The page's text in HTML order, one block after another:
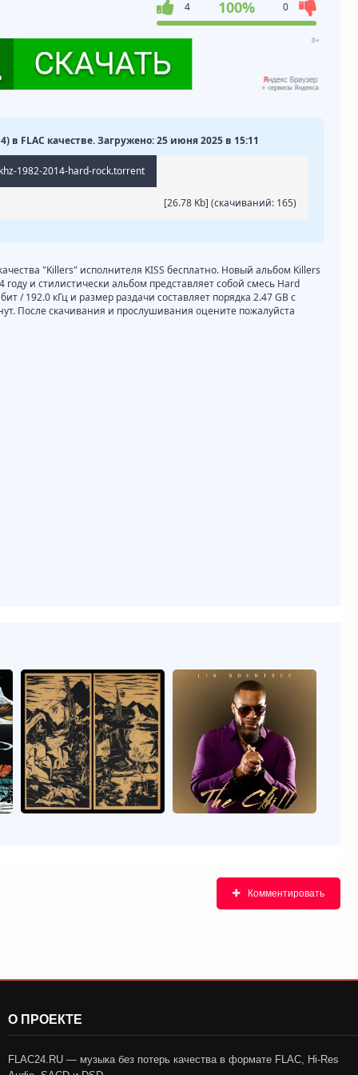
4 100% 0
в FLAC качестве. Загружено: 25 июня 2025 в 15:11
1982-2014-hard-rock.torrent
[26.78 Kb] (cкачиваний: 165)
"Killers" исполнителя KISS бесплатно. Новый альбом Killers
году и стилистически альбом представляет собой смесь Hard
/ 192.0 кГц и размер раздачи составляет порядка 2.47 GB с
После скачивания и прослушивания оцените пожалуйста
Комментировать
О ПРОЕКТЕ
FLAC24.RU — музыка без потерь качества в формате FLAC, Hi-Res